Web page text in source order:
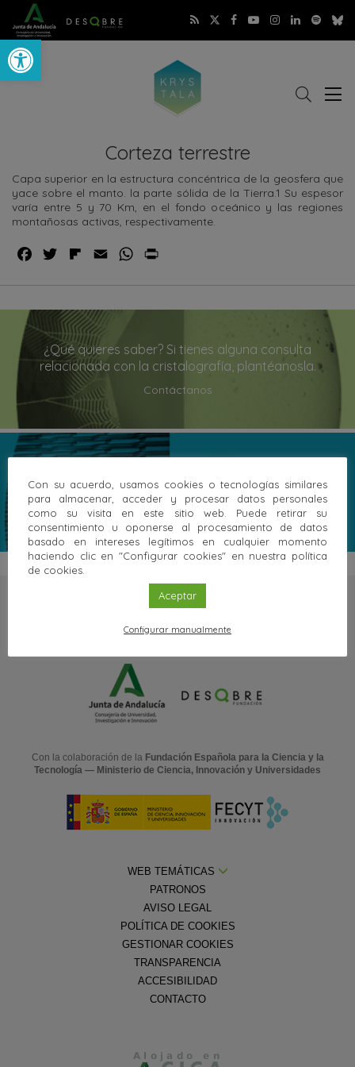
Abrir barra de herramientas
Buscar
Corteza terrestre
Capa superior en la estructura concéntrica de la geosfera que
yace sobre el manto. la parte sólida de la Tierra.1​ Su espesor
varía entre 5 y 70 Km, en el fondo oceánico y las regiones
montañosas activas, respectivamente.
¿Qué quieres saber? Si tienes alguna consulta
relacionada con la cristalografía, plantéanosla.
Contáctanos
cristalografía y ayúdanos a enriquecer este proyecto.
Contáctanos
Con la colaboración de la Fundación Española para la Ciencia y la
Tecnología — Ministerio de Ciencia, Innovación y Universidades
WEB TEMÁTICAS
PATRONOS
AVISO LEGAL
POLÍTICA DE COOKIES
GESTIONAR COOKIES
TRANSPARENCIA
ACCESIBILIDAD
CONTACTO
Con su acuerdo, usamos cookies o tecnologías similares
para almacenar, acceder y procesar datos personales
como su visita en este sitio web. Puede retirar su
consentimiento u oponerse al procesamiento de datos
basado en intereses legítimos en cualquier momento
haciendo clic en "Configurar cookies" en nuestra política
de cookies.
Aceptar
Configurar manualmente